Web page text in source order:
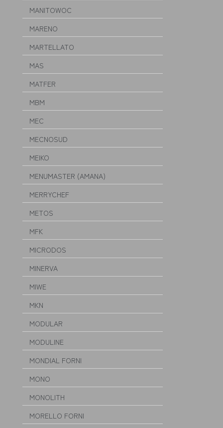
MANITOWOC
MARENO
MARTELLATO
MAS
MATFER
MBM
MEC
MECNOSUD
MEIKO
MENUMASTER (AMANA)
MERRYCHEF
METOS
MFK
MICRODOS
MINERVA
MIWE
MKN
MODULAR
MODULINE
MONDIAL FORNI
MONO
MONOLITH
MORELLO FORNI